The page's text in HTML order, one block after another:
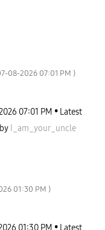
08-2026 07:01 PM )
07:01 PM
Latest
by I_am_your_uncle
01:30 PM )
01:30 PM
Latest